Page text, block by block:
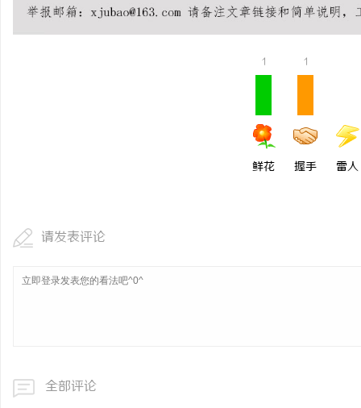
1
鲜花
1
握手 雷人
请发表评论
全部评论
开店最怕“搜不到”为什